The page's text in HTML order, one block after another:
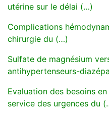
utérine sur le délai (…)
Complications
chirurgie du (…)
Sulfate de magnésium
antihypertenseurs-
Evaluation des besoins
service des urgences du